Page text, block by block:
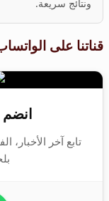
ونتائج سريعة.
قناتنا على
انضم
تابع آخر